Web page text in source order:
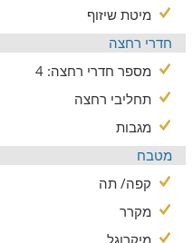
מיטת שיזוף
חדרי רחצה
מספר חדרי רחצה: 4
תחליבי רחצה
מגבות
מטבח
קפה/ תה
מקרר
מיקרוגל